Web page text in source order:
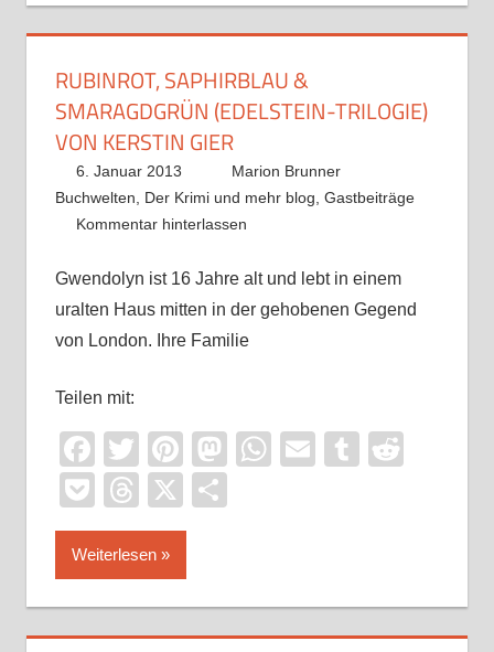
RUBINROT, SAPHIRBLAU &
SMARAGDGRÜN (EDELSTEIN-TRILOGIE)
VON KERSTIN GIER
6. Januar 2013
Marion Brunner
Buchwelten
Der Krimi und mehr blog Gastbeiträge
Kommentar hinterlassen
Gwendolyn ist 16 Jahre alt und lebt in einem
uralten Haus mitten in der gehobenen Gegend
von London. Ihre Familie
Teilen mit:
Facebook
TwitterPinterest
Mastodon
WhatsApp
EmailTumblr
PocketThreads
X
Weiterlesen